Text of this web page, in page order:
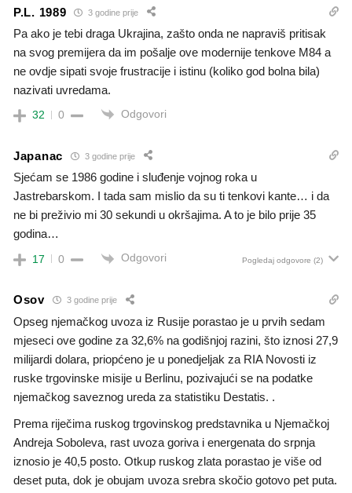
P.L. 1989 3 godine prije
Pa ako je tebi draga Ukrajina, zašto onda ne napraviš pritisak
na svog premijera da im pošalje ove modernije tenkove M84 a
ne ovdje sipati svoje frustracije i istinu (koliko god bolna bila)
nazivati uvredama.
32 0 Odgovori
Japanac 3 godine prije
Sjećam se 1986 godine i sluđenje vojnog roka u
Jastrebarskom. I tada sam mislio da su ti tenkovi kante… i da
ne bi preživio mi 30 sekundi u okršajima. A to je bilo prije 35
godina…
17 0 Odgovori Pogledaj odgovore (2)
Osov 3 godine prije
Opseg njemačkog uvoza iz Rusije porastao je u prvih sedam
mjeseci ove godine za 32,6% na godišnjoj razini, što iznosi 27,9
milijardi dolara, priopćeno je u ponedjeljak za RIA Novosti iz
ruske trgovinske misije u Berlinu, pozivajući se na podatke
njemačkog saveznog ureda za statistiku Destatis. .
Prema riječima ruskog trgovinskog predstavnika u Njemačkoj
Andreja Soboleva, rast uvoza goriva i energenata do srpnja
iznosio je 40,5 posto. Otkup ruskog zlata porastao je više od
deset puta, dok je obujam uvoza srebra skočio gotovo pet puta.